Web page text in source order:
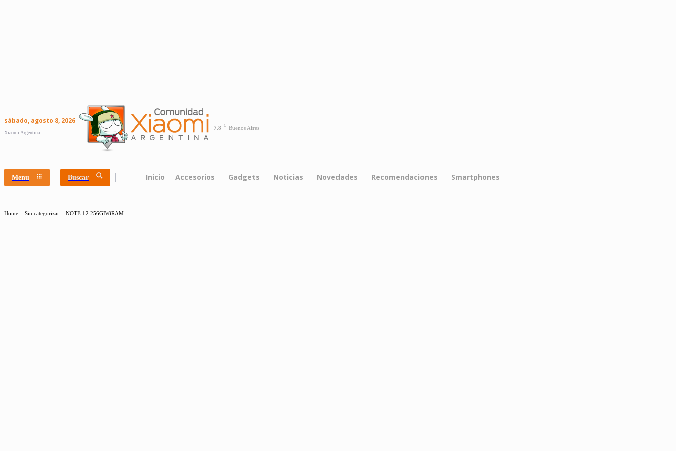
sábado, agosto 8, 2026
Xiaomi Argentina
7.8 C Buenos Aires
Menu Buscar Inicio Accesorios Gadgets Noticias Novedades Recomendaciones Smartphones
Home Sin categorizar NOTE 12 256GB/8RAM